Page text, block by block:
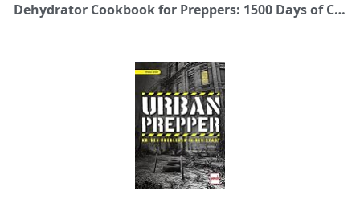
Dehydrator Cookbook for Preppers: 1500 Days of Cheap & Homemade Recipes for Dehydrating Meat, Vegetables, Fruits & Herbs. A Complete Guide to Not Being ... During the Next Emergency (English Edition)